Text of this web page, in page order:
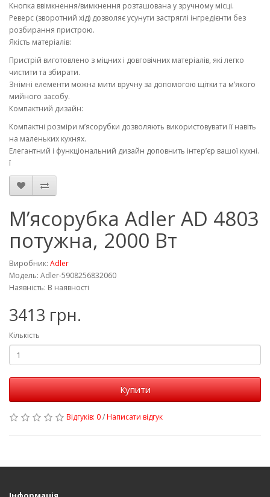
Кнопка ввімкнення/вимкнення розташована у зручному місці.
Реверс (зворотний хід) дозволяє усунути застряглі інгредієнти без
розбирання пристрою.
Якість матеріалів:
Пристрій виготовлено з міцних і довговічних матеріалів, які легко
чистити та збирати.
Знімні елементи можна мити вручну за допомогою щітки та м’якого
мийного засобу.
Компактний дизайн:
Компактні розміри м’ясорубки дозволяють використовувати її навіть
на маленьких кухнях.
Елегантний і функціональний дизайн доповнить інтер’єр вашої кухні.
ї
М’ясорубка Adler AD 4803
потужна, 2000 Вт
Виробник: Adler
Модель: Adler-5908256832060
Наявність: В наявності
3413 грн.
Кількість
Купити
Відгуків: 0/Написати відгук